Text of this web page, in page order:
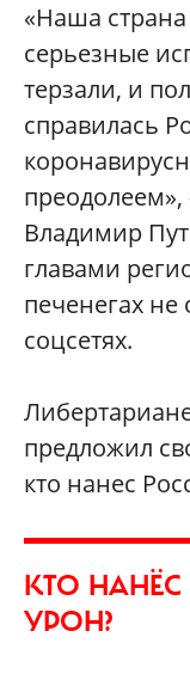
«Наша
серьезные
терзали, и
справилась
Владимир
главами
печенегах
соцсетях.
предложил
кто нанес
КТО
УРОН?